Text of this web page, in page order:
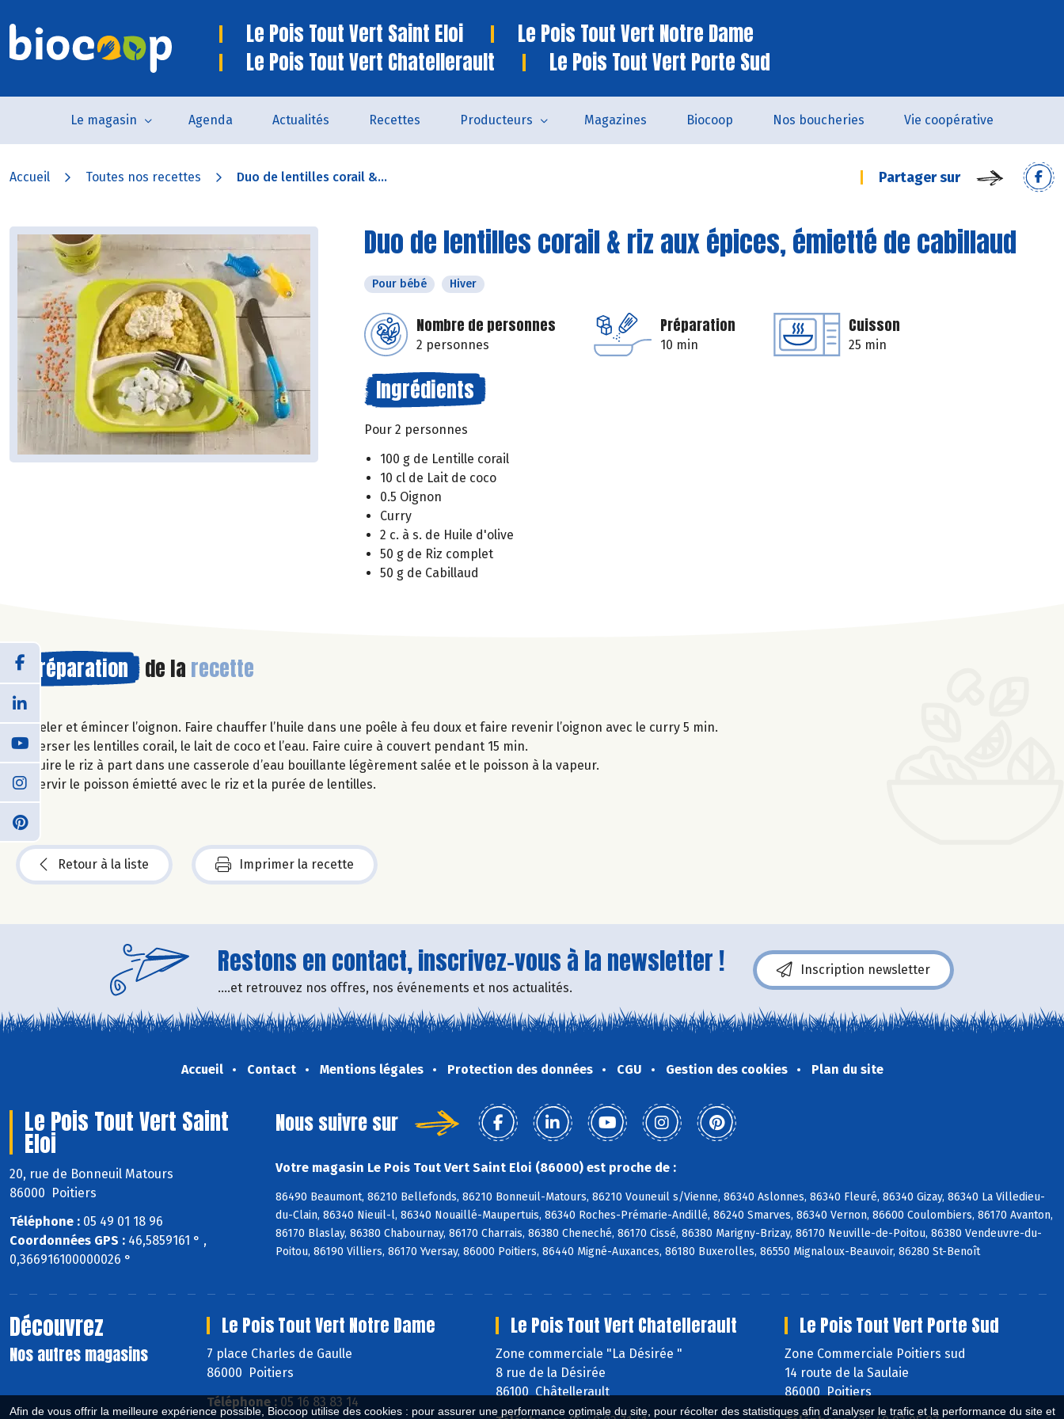
Afin de vous offrir la meilleure expérience possible, Biocoop utilise des cookies : pour assurer une performance optimale du site, pour récolter des statistiques afin d'analyser le trafic et la performance du site et
Le Pois Tout Vert Saint Eloi
Le Pois Tout Vert Notre Dame
Le Pois Tout Vert Chatellerault
Le Pois Tout Vert Porte Sud
Le magasin Agenda Actualités Recettes Producteurs Magazines Biocoop Nos boucheries Vie coopérative
Accueil Toutes nos recettes Duo de lentilles corail &... Partager sur
Duo de lentilles corail & riz aux épices, émietté de cabillaud
Pour bébé Hiver
Nombre de personnes
2 personnes
Préparation
10 min
Cuisson
25 min
Ingrédients
Pour 2 personnes
100 g de Lentille corail
10 cl de Lait de coco
0.5 Oignon
Curry
2 c. à s. de Huile d'olive
50 g de Riz complet
50 g de Cabillaud
Préparation de la recette
Peler et émincer l’oignon. Faire chauffer l’huile dans une poêle à feu doux et faire revenir l’oignon avec le curry 5 min.
Verser les lentilles corail, le lait de coco et l’eau. Faire cuire à couvert pendant 15 min.
Cuire le riz à part dans une casserole d’eau bouillante légèrement salée et le poisson à la vapeur.
Servir le poisson émietté avec le riz et la purée de lentilles.
Retour à la liste Imprimer la recette
Restons en contact, inscrivez-vous à la newsletter !
....et retrouvez nos offres, nos événements et nos actualités.
Inscription newsletter
Accueil Contact Mentions légales Protection des données CGU Gestion des cookies Plan du site
Le Pois Tout Vert Saint
Eloi
20, rue de Bonneuil Matours
86000 Poitiers
Téléphone : 05 49 01 18 96
Coordonnées GPS : 46,5859161 ° ,
0,366916100000026 °
Nous suivre sur
Votre magasin Le Pois Tout Vert Saint Eloi (86000) est proche de :
86490 Beaumont, 86210 Bellefonds, 86210 Bonneuil-Matours, 86210 Vouneuil s/Vienne, 86340 Aslonnes, 86340 Fleuré, 86340 Gizay, 86340 La Villedieu-
du-Clain, 86340 Nieuil-l, 86340 Nouaillé-Maupertuis, 86340 Roches-Prémarie-Andillé, 86240 Smarves, 86340 Vernon, 86600 Coulombiers, 86170 Avanton,
86170 Blaslay, 86380 Chabournay, 86170 Charrais, 86380 Cheneché, 86170 Cissé, 86380 Marigny-Brizay, 86170 Neuville-de-Poitou, 86380 Vendeuvre-du-
Poitou, 86190 Villiers, 86170 Yversay, 86000 Poitiers, 86440 Migné-Auxances, 86180 Buxerolles, 86550 Mignaloux-Beauvoir, 86280 St-Benoît
Découvrez
Nos autres magasins
Le Pois Tout Vert Notre Dame
7 place Charles de Gaulle
86000 Poitiers
Téléphone : 05 16 83 83 14
Le Pois Tout Vert Chatellerault
Zone commerciale "La Désirée "
8 rue de la Désirée
86100 Châtellerault
Le Pois Tout Vert Porte Sud
Zone Commerciale Poitiers sud
14 route de la Saulaie
86000 Poitiers